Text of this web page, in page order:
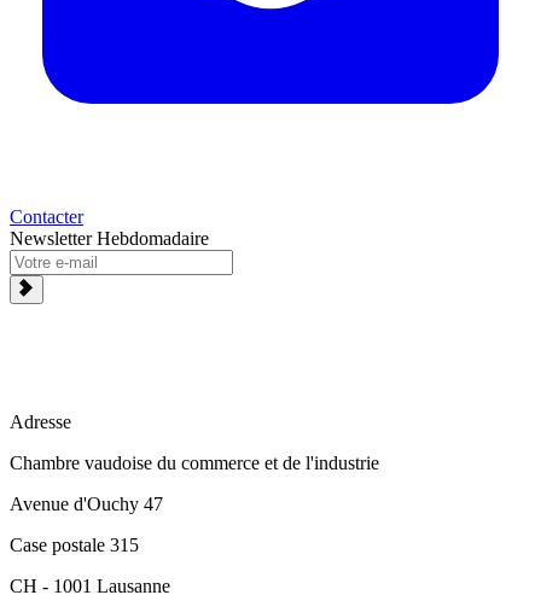
Contacter
Newsletter Hebdomadaire
Adresse
Chambre vaudoise du commerce et de l'industrie
Avenue d'Ouchy 47
Case postale 315
CH - 1001 Lausanne